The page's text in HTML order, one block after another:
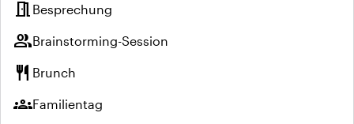
meeting_room Besprechung
groupBrainstorming-Session
restaurant Brunch
groupsFamilientag